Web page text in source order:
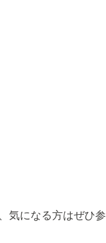
気になる方はぜひ参